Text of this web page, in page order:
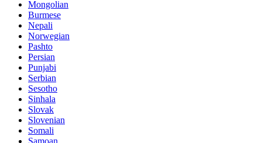
Mongolian
Burmese
Nepali
Norwegian
Pashto
Persian
Punjabi
Serbian
Sesotho
Sinhala
Slovak
Slovenian
Somali